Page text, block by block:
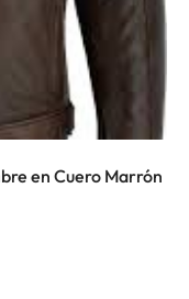
en Cuero Marrón